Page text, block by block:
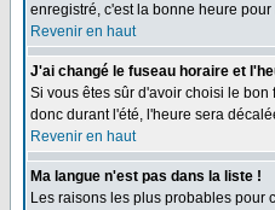
enregistré, c'est la bonne heure
Revenir en haut
J'ai changé le fuseau horaire et
Si vous êtes sûr d'avoir choisi le
donc durant l'été, l'heure sera
Revenir en haut
Ma langue n'est pas dans la liste !
Les raisons les plus probables pour